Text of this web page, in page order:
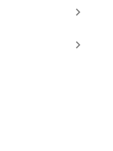
keyboard_arrow_right
keyboard_arrow_right